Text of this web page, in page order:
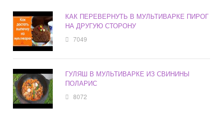
КАК ПЕРЕВЕРНУТЬ В МУЛЬТИВАРКЕ ПИРОГ
НА ДРУГУЮ СТОРОНУ
7049
ГУЛЯШ В МУЛЬТИВАРКЕ ИЗ СВИНИНЫ
ПОЛАРИС
8072